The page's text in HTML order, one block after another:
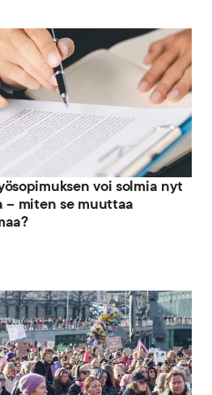
voi solmia nyt
miten se muuttaa